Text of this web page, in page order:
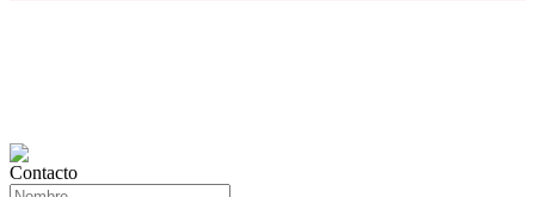
Contacto